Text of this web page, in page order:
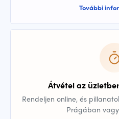
További
Átvétel az
Rendeljen online, és
Prágában